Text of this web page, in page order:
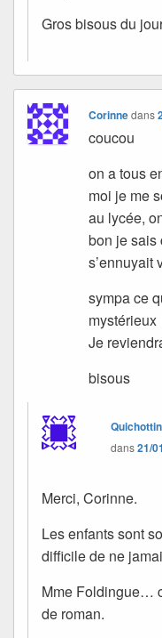
Gros bisous du
Corinnedans
coucou
on a tous
moi je me
au lycée,
bon je sais
s’ennuyait
sympa ce
mystérieux
Je
bisous
dans21/
Merci, Corinne.
Les enfants sont
difficile de ne
Mme Foldingue…
de roman.